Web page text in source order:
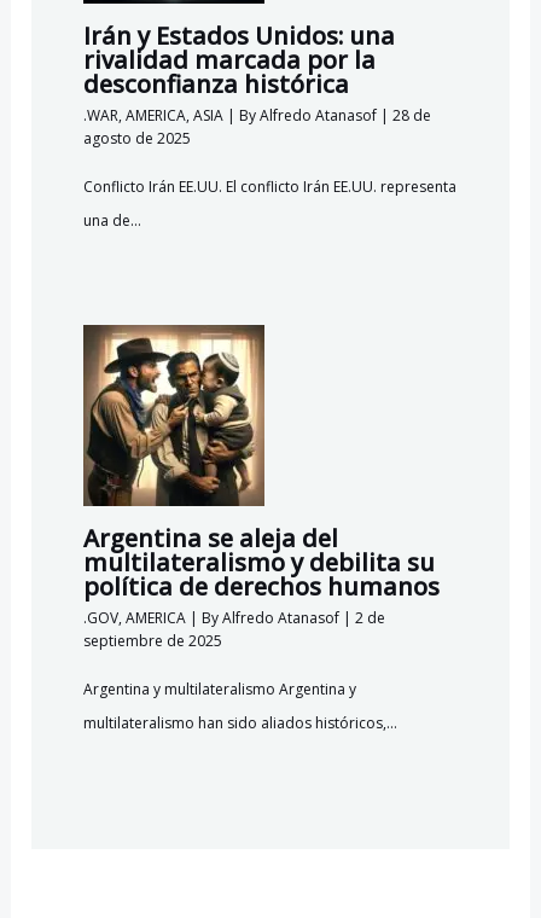
Irán y Estados Unidos: una
rivalidad marcada por la
desconfianza histórica
.WAR,AMERICA,ASIA| ByAlfredo Atanasof | 28 de
agosto de 2025
Conflicto Irán EE.UU. El conflicto Irán EE.UU. representa
una de…
Argentina se aleja del
multilateralismo y debilita su
política de derechos humanos
.GOV,AMERICA| ByAlfredo Atanasof | 2 de
septiembre de 2025
Argentina y multilateralismo Argentina y
multilateralismo han sido aliados históricos,…